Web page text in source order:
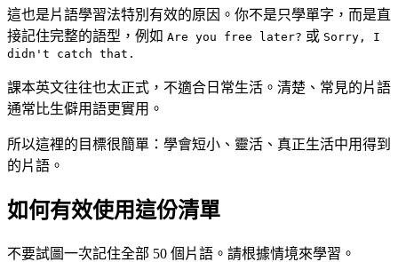
這也是片語學習法特別有效的原因。你不是只學單字，而是直
接記住完整的語型，例如 Are you free later? 或 Sorry, I
didn't catch that.
課本英文往往也太正式，不適合日常生活。清楚、常見的片語
通常比生僻用語更實用。
所以這裡的目標很簡單：學會短小、靈活、真正生活中用得到
的片語。
如何有效使用這份清單
不要試圖一次記住全部 50 個片語。請根據情境來學習。